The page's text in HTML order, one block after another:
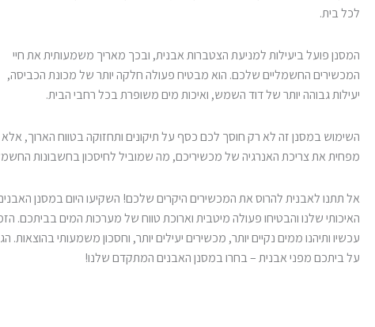
לכל בית.
המסנן פועל ביעילות למניעת הצטברות אבנית, ובכך מאריך משמעותית את חיי
המכשירים החשמליים שלכם. הוא מבטיח פעולה חלקה יותר של מכונת הכביסה,
יעילות גבוהה יותר של דוד השמש, ואיכות מים משופרת בכל רחבי הבית.
השימוש במסנן זה לא רק חוסך לכם כסף על תיקונים ותחזוקה בטווח הארוך,
מפחית את צריכת האנרגיה של מכשיריכם, מה שמוביל לחיסכון בחשבונות
אל תתנו לאבנית להרוס את המכשירים היקרים שלכם! השקיעו היום במסנן
האיכותי שלנו והבטיחו פעולה מיטבית וארוכת טווח של מערכות המים בביתכם.
עכשיו ותיהנו ממים נקיים יותר, מכשירים יעילים יותר, וחסכון משמעותי בהוצאות.
על ביתכם מפני אבנית – בחרו במסנן האבנים המתקדם שלנו!